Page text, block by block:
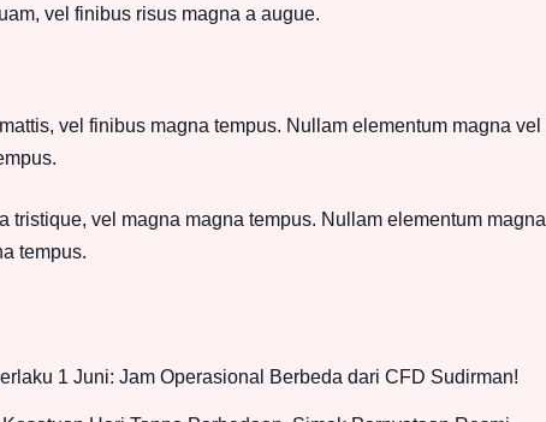
vel finibus risus magna a augue.
vel finibus magna tempus. Nullam elementum magna vel
tristique, vel magna magna tempus. Nullam elementum magna
tempus.
1 Juni: Jam Operasional Berbeda dari CFD Sudirman!